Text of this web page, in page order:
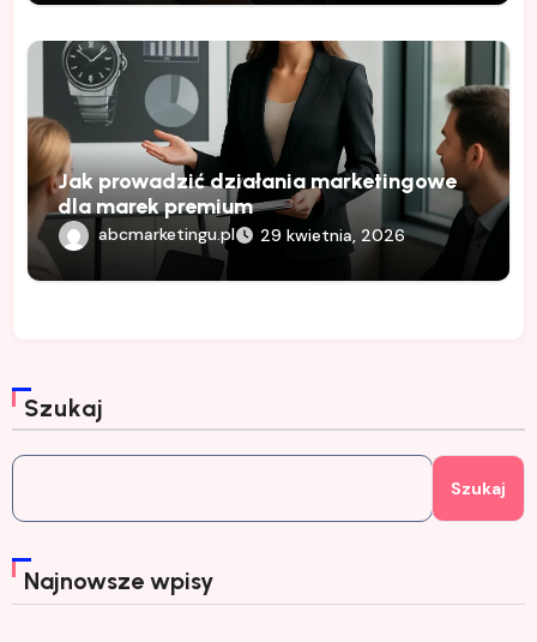
Jak prowadzić działania marketingowe
dla marek premium
abcmarketingu.pl 29 kwietnia, 2026
Szukaj
Szukaj
Najnowsze wpisy